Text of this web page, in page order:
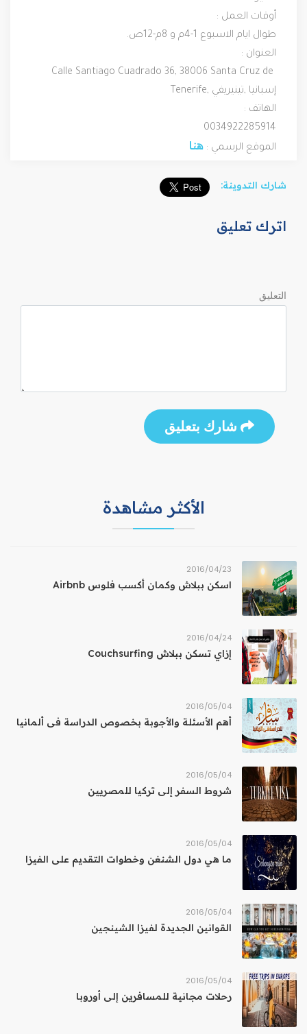
أوقات العمل :
طوال ايام الاسبوع 1-4م و 8م-12ص.
العنوان :
‪Calle Santiago Cuadrado 36‬, 38006 ‪Santa Cruz de
الهاتف :
0034922285914
الموقع الرسمي : هنا
شارك التدوينة:
اترك تعليق
التعليق
شارك بتعليق
الأكثر مشاهدة
23‏/04‏/2016
اسكن ببلاش وكمان أكسب فلوس Airbnb
24‏/04‏/2016
إزاي تسكن ببلاش Couchsurfing
04‏/05‏/2016
أهم الأسئلة والأجوبة بخصوص الدراسة فى ألمانيا
04‏/05‏/2016
شروط السفر إلى تركيا للمصريين
04‏/05‏/2016
ما هي دول الشنغن وخطوات التقديم على الفيزا
04‏/05‏/2016
القوانين الجديدة لفيزا الشينجين
04‏/05‏/2016
رحلات مجانية للمسافرين إلى أوروبا